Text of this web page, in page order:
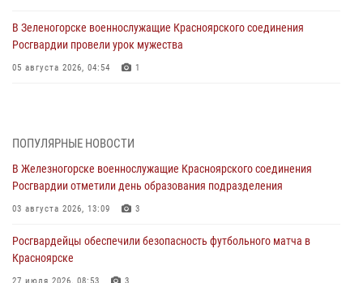
В Зеленогорске военнослужащие Красноярского соединения
Росгвардии провели урок мужества
05 августа 2026, 04:54 1
05 августа 2026, 04:52 1
В Красноярске сотрудники вневедомственной охраны Росгвардии
задержали подозреваемого в серии краж из гипермаркета
04 августа 2026, 09:57
Сотрудники Росгвардии обеспечили общественный порядок во
время проведения экстремального заплыва в Дудинке
ПОПУЛЯРНЫЕ НОВОСТИ
В Железногорске военнослужащие Красноярского соединения
Росгвардии отметили день образования подразделения
03 августа 2026, 13:09 3
Росгвардейцы обеспечили безопасность футбольного матча в
Красноярске